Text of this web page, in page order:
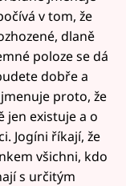
v tom, že
dlaně
poloze se dá
dobře a
proto, že
jen existuje a o
Jogíni říkají, že
všichni, kdo
s určitým